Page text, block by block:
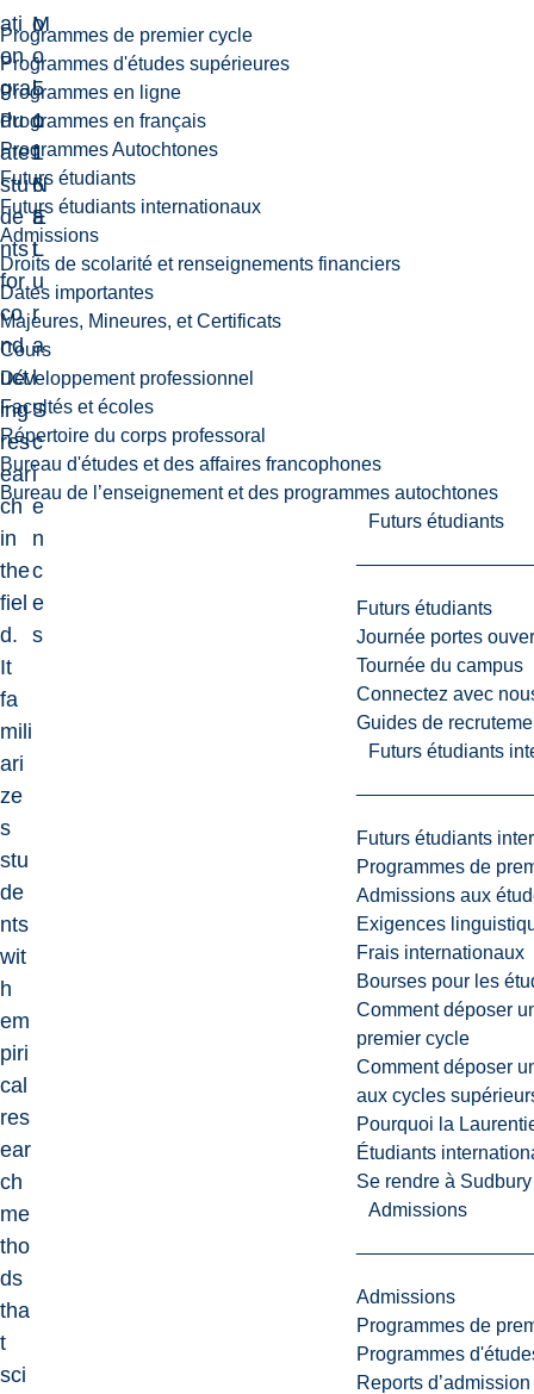
Programmes de premier cycle
Programmes d'études supérieures
Programmes en ligne
Programmes en français
Programmes Autochtones
Futurs étudiants
Futurs étudiants internationaux
Admissions
Droits de scolarité et renseignements financiers
Dates importantes
Majeures, Mineures, et Certificats
Cours
Développement professionnel
Facultés et écoles
Répertoire du corps professoral
Bureau d'études et des affaires francophones
Bureau de l’enseignement et des programmes autochtones
Futurs étudiants
Futurs étudiants
Journée portes
Tournée du campus
Connectez avec
Guides de
Futurs étudiants
Futurs étudiants
Programmes de
Admissions aux
Exigences
Frais internationaux
Bourses pour les
Comment déposer
premier cycle
Comment déposer
aux cycles
Pourquoi la
Étudiants
Se rendre à Sudbury
Admissions
Admissions
Programmes de
Programmes
Reports d’admission
ati
on
gra
du
ate
stu
de
nts
for
co
nd
uct
ing
res
ear
ch
in
the
fiel
d.
It
fa
mili
ari
ze
s
stu
de
nts
wit
h
em
piri
cal
res
ear
ch
me
tho
ds
tha
t
sci
M
-
5
1
1
6
E
L
o
o
l
o
f
N
a
t
u
r
a
l
S
c
i
e
n
c
e
s